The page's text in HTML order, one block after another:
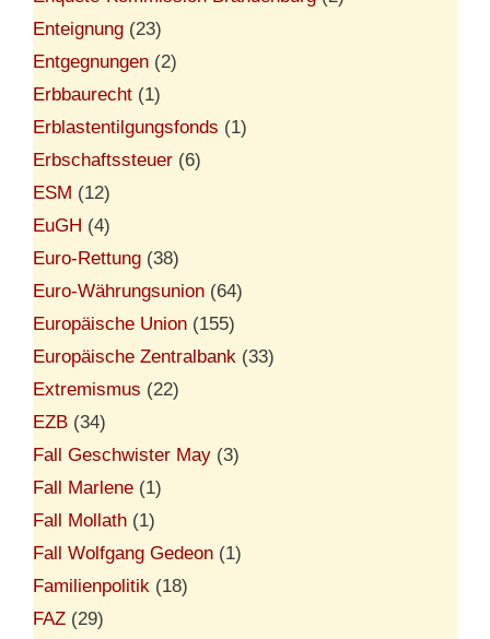
Enteignung (23)
Entgegnungen (2)
Erbbaurecht (1)
Erblastentilgungsfonds (1)
Erbschaftssteuer (6)
ESM (12)
EuGH (4)
Euro-Rettung (38)
Euro-Währungsunion (64)
Europäische Union (155)
Europäische Zentralbank (33)
Extremismus (22)
EZB (34)
Fall Geschwister May (3)
Fall Marlene (1)
Fall Mollath (1)
Fall Wolfgang Gedeon (1)
Familienpolitik (18)
FAZ (29)